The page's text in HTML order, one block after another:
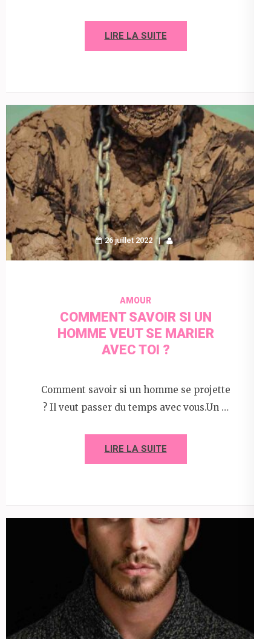
LIRE LA SUITE
26 juillet 2022
AMOUR
COMMENT SAVOIR SI UN
HOMME VEUT SE MARIER
AVEC TOI ?
Comment savoir si un homme se projette
? Il veut passer du temps avec vous.Un …
LIRE LA SUITE